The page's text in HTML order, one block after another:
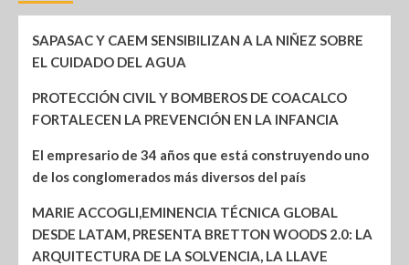
SAPASAC Y CAEM SENSIBILIZAN A LA NIÑEZ SOBRE
EL CUIDADO DEL AGUA
PROTECCIÓN CIVIL Y BOMBEROS DE COACALCO
FORTALECEN LA PREVENCIÓN EN LA INFANCIA
El empresario de 34 años que está construyendo uno
de los conglomerados más diversos del país
MARIE ACCOGLI,EMINENCIA TÉCNICA GLOBAL
DESDE LATAM, PRESENTA BRETTON WOODS 2.0: LA
ARQUITECTURA DE LA SOLVENCIA, LA LLAVE